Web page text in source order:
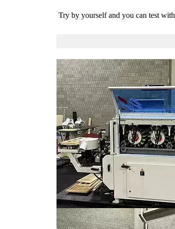
Try by yourself and you can test